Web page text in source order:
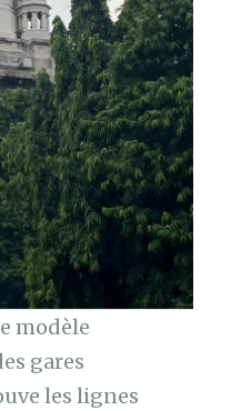
modèle
gares
les lignes